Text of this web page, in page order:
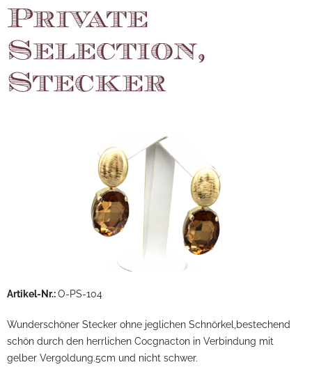
Private
Selection,
Stecker
Artikel-Nr.:O-PS-104
Wunderschöner Stecker ohne jeglichen Schnörkel,bestechend
schön durch den herrlichen Cocgnacton in Verbindung mit
gelber Vergoldung.5cm und nicht schwer.